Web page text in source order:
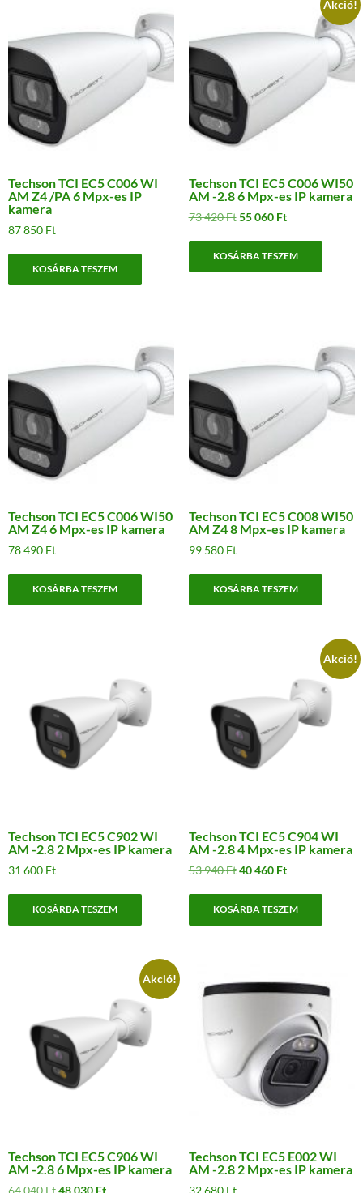
Techson TCI EC5 C006 WI
AM Z4 /PA 6 Mpx-es IP
kamera
87 850 Ft
KOSÁRBA TESZEM
Akció!
Techson TCI EC5 C006 WI50
AM -2.8 6 Mpx-es IP kamera
73 420Ft Original
was:
55 060 FtCurrent
KOSÁRBA TESZEM
Techson TCI EC5 C006 WI50
AM Z4 6 Mpx-es IP kamera
78 490 Ft
KOSÁRBA TESZEM
Techson TCI EC5 C008 WI50
AM Z4 8 Mpx-es IP kamera
99 580 Ft
KOSÁRBA TESZEM
Techson TCI EC5 C902 WI
AM -2.8 2 Mpx-es IP kamera
31 600 Ft
KOSÁRBA TESZEM
Akció!
Techson TCI EC5 C904 WI
AM -2.8 4 Mpx-es IP kamera
53 940Ft Original
was:
40 460 FtCurrent
KOSÁRBA TESZEM
Akció!
Techson TCI EC5 C906 WI
AM -2.8 6 Mpx-es IP kamera
Original Current
Techson TCI EC5 E002 WI
AM -2.8 2 Mpx-es IP kamera